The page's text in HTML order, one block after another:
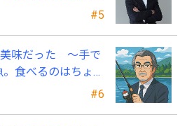
#5
#6
美味だった ～手で
食べるのはちょっ